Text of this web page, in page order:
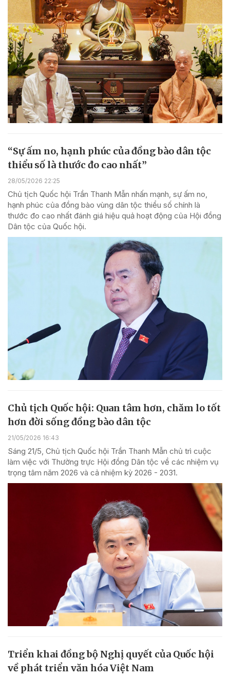
“Sự ấm no, hạnh phúc của đồng bào dân tộc
thiểu số là thước đo cao nhất”
28/05/2026 22:25
Chủ tịch Quốc hội Trần Thanh Mẫn nhấn mạnh, sự ấm no,
hạnh phúc của đồng bào vùng dân tộc thiểu số chính là
thước đo cao nhất đánh giá hiệu quả hoạt động của Hội đồng
Dân tộc của Quốc hội.
Chủ tịch Quốc hội: Quan tâm hơn, chăm lo tốt
hơn đời sống đồng bào dân tộc
21/05/2026 16:43
Sáng 21/5, Chủ tịch Quốc hội Trần Thanh Mẫn chủ trì cuộc
làm việc với Thường trực Hội đồng Dân tộc về các nhiệm vụ
trọng tâm năm 2026 và cả nhiệm kỳ 2026 - 2031.
Triển khai đồng bộ Nghị quyết của Quốc hội
về phát triển văn hóa Việt Nam